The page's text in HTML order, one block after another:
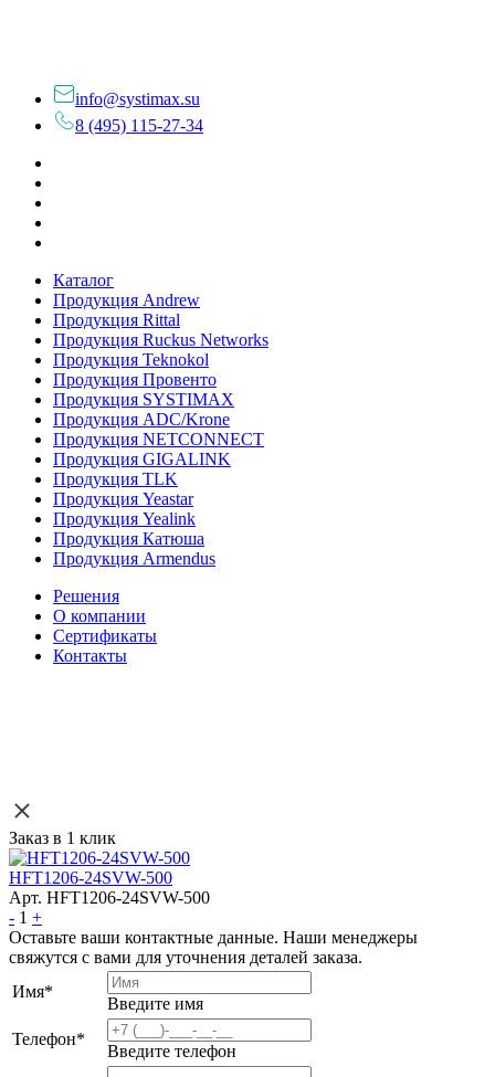
info@systimax.su
8 (495) 115-27-34
Каталог
Продукция Andrew
Продукция Rittal
Продукция Ruckus Networks
Продукция Teknokol
Продукция Провенто
Продукция SYSTIMAX
Продукция ADC/Krone
Продукция NETCONNECT
Продукция GIGALINK
Продукция TLK
Продукция Yeastar
Продукция Yealink
Продукция Катюша
Продукция Armendus
Решения
О компании
Сертификаты
Контакты
Заказ в 1 клик
HFT1206-24SVW-500
Арт. HFT1206-24SVW-500
- 1 +
Оставьте ваши контактные данные. Наши менеджеры
свяжутся с вами для уточнения деталей заказа.
Имя*
Введите имя
Телефон*
Введите телефон